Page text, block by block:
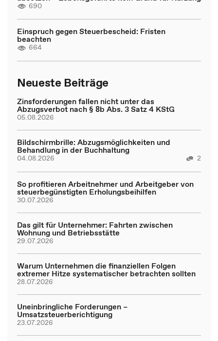
690
Einspruch gegen Steuerbescheid: Fristen
beachten
664
Neueste Beiträge
Zinsforderungen fallen nicht unter das
Abzugsverbot nach § 8b Abs. 3 Satz 4 KStG
05.08.2026
Bildschirmbrille: Abzugsmöglichkeiten und
Behandlung in der Buchhaltung
04.08.2026 2
So profitieren Arbeitnehmer und Arbeitgeber von
steuerbegünstigten Erholungsbeihilfen
30.07.2026
Das gilt für Unternehmer: Fahrten zwischen
Wohnung und Betriebsstätte
29.07.2026
Warum Unternehmen die finanziellen Folgen
extremer Hitze systematischer betrachten sollten
28.07.2026
Uneinbringliche Forderungen –
Umsatzsteuerberichtigung
23.07.2026